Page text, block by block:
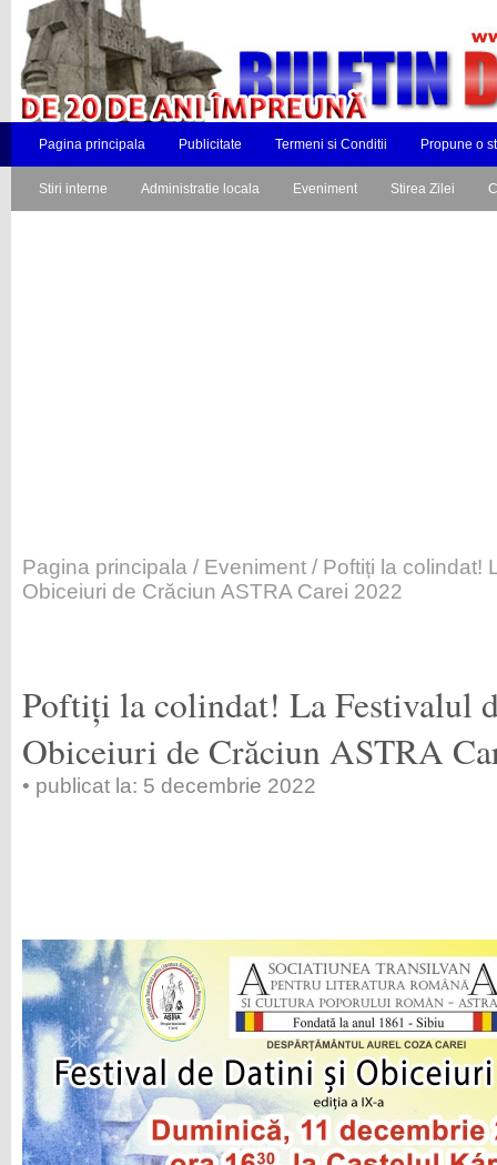
Pagina principala Publicitate Termeni si Conditii Propune o
Stiri interne Administratie locala Eveniment Stirea Zilei
Pagina principala / Eveniment / Poftiți la colindat!
Obiceiuri de Crăciun ASTRA Carei 2022
Poftiți la colindat! La Festivalul
Obiceiuri de Crăciun ASTRA
• publicat la: 5 decembrie 2022